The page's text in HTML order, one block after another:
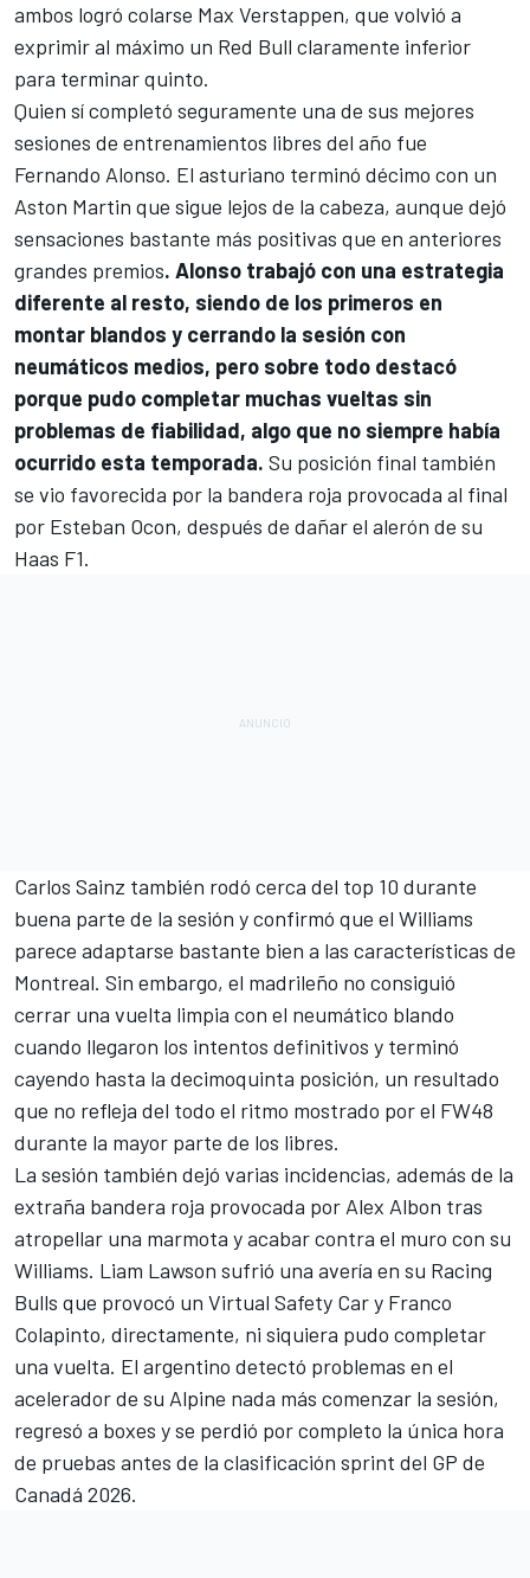
ambos logró colarse Max Verstappen, que volvió a
exprimir al máximo un Red Bull claramente inferior
para terminar quinto.
Quien sí completó seguramente una de sus mejores
sesiones de entrenamientos libres del año fue
Fernando Alonso. El asturiano terminó décimo con un
Aston Martin que sigue lejos de la cabeza, aunque dejó
sensaciones bastante más positivas que en anteriores
grandes premios. Alonso trabajó con una estrategia
diferente al resto, siendo de los primeros en
montar blandos y cerrando la sesión con
neumáticos medios, pero sobre todo destacó
porque pudo completar muchas vueltas sin
problemas de fiabilidad, algo que no siempre había
ocurrido esta temporada. Su posición final también
se vio favorecida por la bandera roja provocada al final
por Esteban Ocon, después de dañar el alerón de su
Haas F1.
Carlos Sainz también rodó cerca del top 10 durante
buena parte de la sesión y confirmó que el Williams
parece adaptarse bastante bien a las características de
Montreal. Sin embargo, el madrileño no consiguió
cerrar una vuelta limpia con el neumático blando
cuando llegaron los intentos definitivos y terminó
cayendo hasta la decimoquinta posición, un resultado
que no refleja del todo el ritmo mostrado por el FW48
durante la mayor parte de los libres.
La sesión también dejó varias incidencias, además de la
extraña bandera roja provocada por Alex Albon tras
atropellar una marmota y acabar contra el muro con su
Williams. Liam Lawson sufrió una avería en su Racing
Bulls que provocó un Virtual Safety Car y Franco
Colapinto, directamente, ni siquiera pudo completar
una vuelta. El argentino detectó problemas en el
aceleradorde su Alpine nada más comenzar la sesión,
regresó a boxes y se perdió por completo la única hora
de pruebas antes de la clasificación sprint del GP de
Canadá 2026.